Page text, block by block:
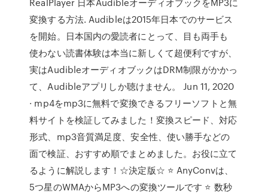
変換する方法. Audibleは2015年日本でのサービス
を開始。日本国内の愛読者にとって、目も両手も
使わない読書体験は本当に新しくて超便利ですが、
実はAudibleオーディオブックはDRM制限がかかっ
て、Audibleアプリしか聴けません。 Jun 11, 2020
· mp4をmp3に無料で変換できるフリーソフトと無
料サイトを検証してみました！変換スピード、対応
形式、mp3音質満足度、安全性、使い勝手などの
面で検証、おすすめ順でまとめました。お役に立て
るように解説します！☆決定版☆ ⭐ AnyConvは、
5つ星のWMAからMP3への変換ツールです ⭐ 数秒